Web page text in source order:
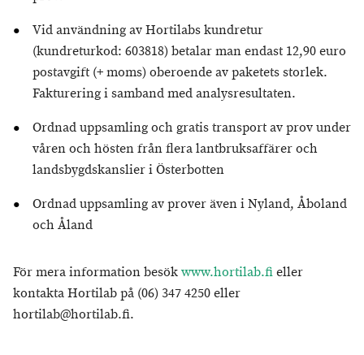
Vid användning av Hortilabs kundretur
(kundreturkod: 603818) betalar man endast 12,90 euro
postavgift (+ moms) oberoende av paketets storlek.
Fakturering i samband med analysresultaten.
Ordnad uppsamling och gratis transport av prov under
våren och hösten från flera lantbruksaffärer och
landsbygdskanslier i Österbotten
Ordnad uppsamling av prover även i Nyland, Åboland
och Åland
För mera information besökwww.hortilab.fieller
kontakta Hortilab på (06) 347 4250 eller
hortilab@hortilab.fi.